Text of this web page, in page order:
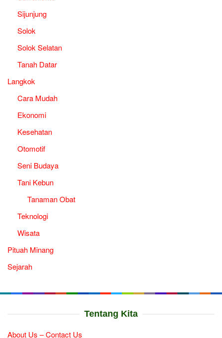
Sijunjung
Solok
Solok Selatan
Tanah Datar
Langkok
Cara Mudah
Ekonomi
Kesehatan
Otomotif
Seni Budaya
Tani Kebun
Tanaman Obat
Teknologi
Wisata
Pituah Minang
Sejarah
Tentang Kita
About Us – Contact Us